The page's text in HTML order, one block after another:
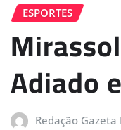
ESPORTES
Adiado
Redação